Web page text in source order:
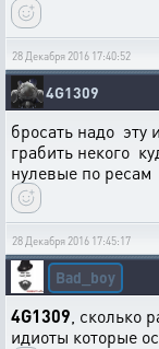
28 Декабря 2016 17:40:52
4G1309
бросать надо
грабить некого
нулевые по ресам
28 Декабря 2016 17:45:17
Bad_boy
4G1309 , сколько
идиоты которые